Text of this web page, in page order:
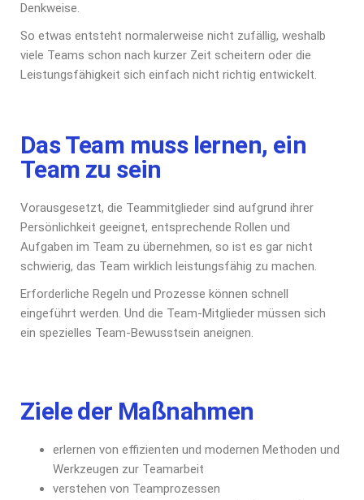
Denkweise.
So etwas entsteht normalerweise nicht zufällig, weshalb
viele Teams schon nach kurzer Zeit scheitern oder die
Leistungsfähigkeit sich einfach nicht richtig entwickelt.
Das Team muss lernen, ein
Team zu sein
Vorausgesetzt, die Teammitglieder sind aufgrund ihrer
Persönlichkeit geeignet, entsprechende Rollen und
Aufgaben im Team zu übernehmen, so ist es gar nicht
schwierig, das Team wirklich leistungsfähig zu machen.
Erforderliche Regeln und Prozesse können schnell
eingeführt werden. Und die Team-Mitglieder müssen sich
ein spezielles Team-Bewusstsein aneignen.
Ziele der Maßnahmen
erlernen von effizienten und modernen Methoden und
Werkzeugen zur Teamarbeit
verstehen von Teamprozessen